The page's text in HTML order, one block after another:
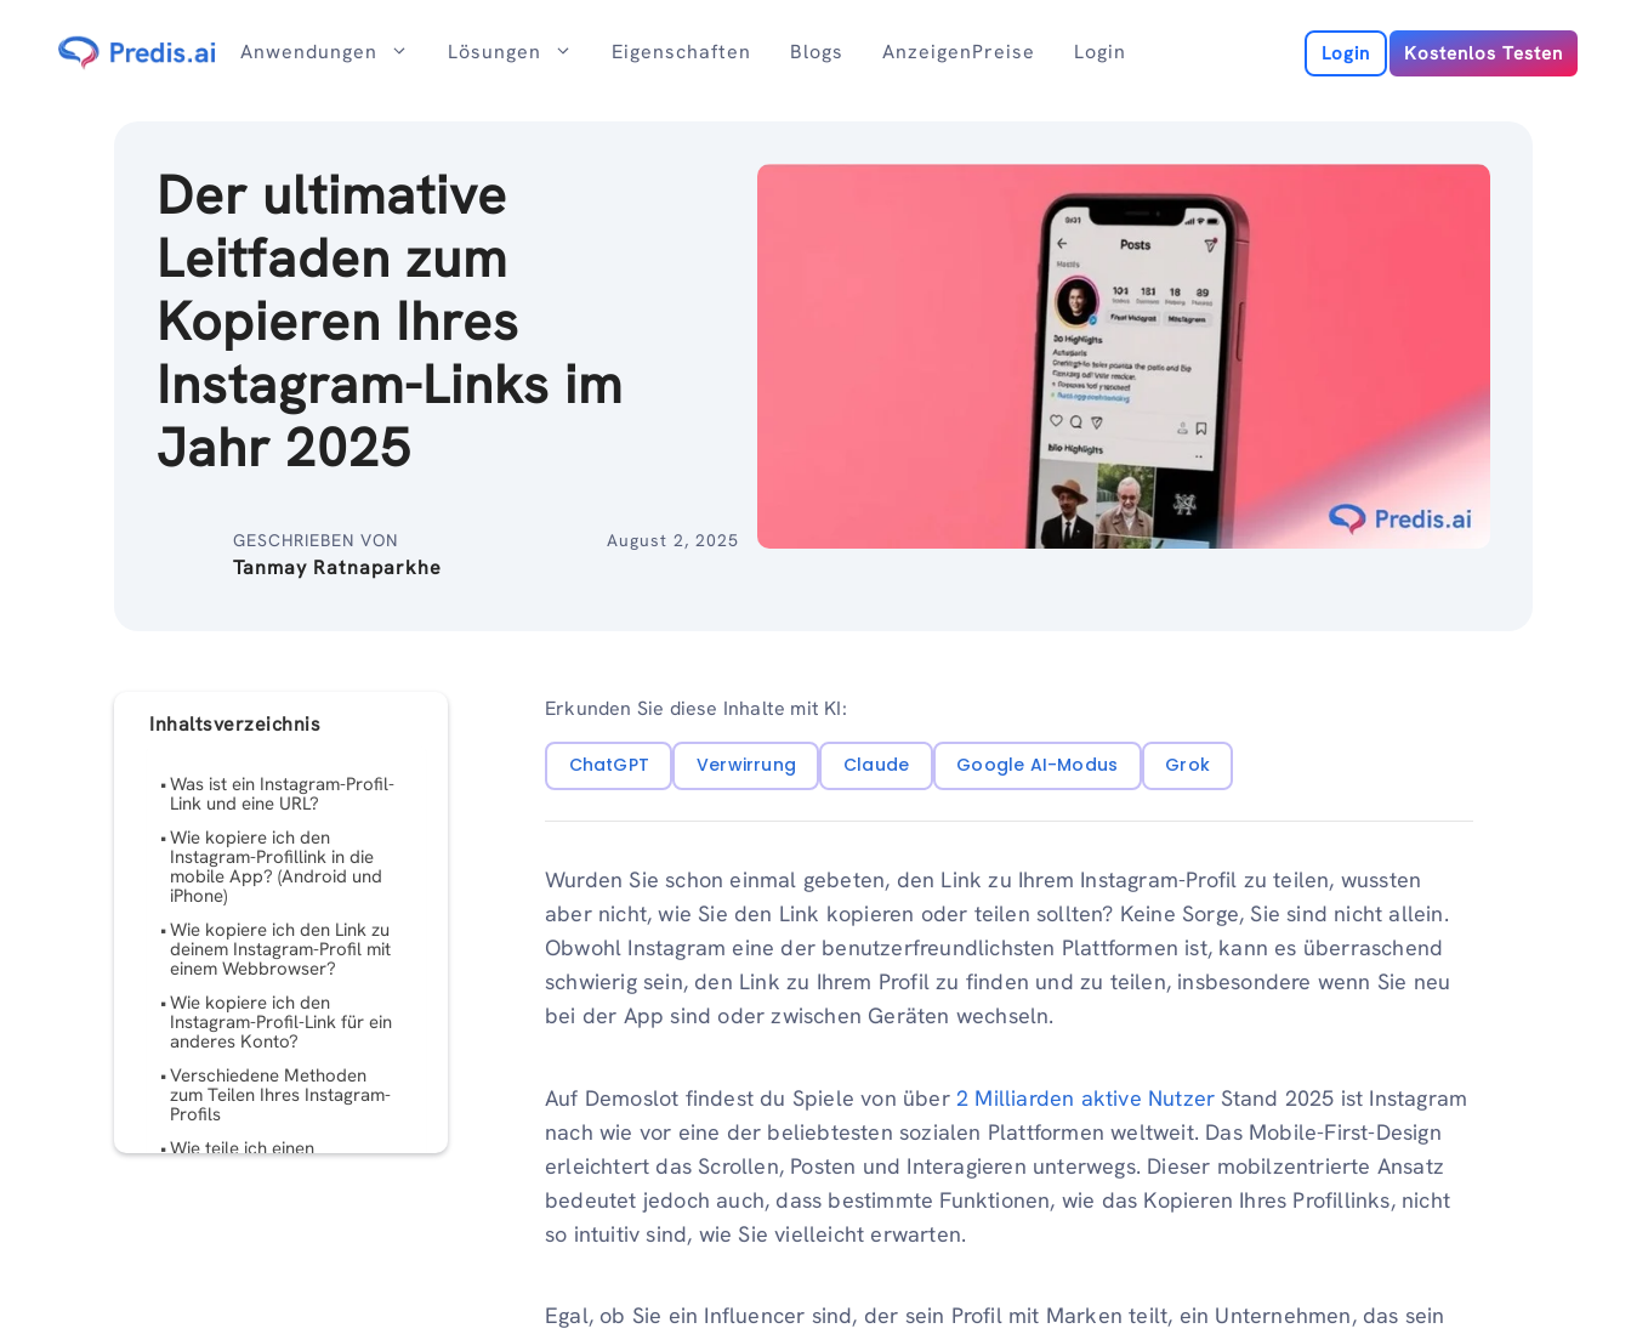
Anwendungen Lösungen Eigenschaften Blogs AnzeigenPreise Login Login Kostenlos Testen
Der ultimative
Leitfaden zum
Kopieren Ihres
Instagram-Links im
Jahr 2025
GESCHRIEBEN VON
Tanmay Ratnaparkhe
August 2, 2025
Inhaltsverzeichnis
Was ist ein Instagram-Profil-
Link und eine URL?
Wie kopiere ich den
Instagram-Profillink in die
mobile App? (Android und
iPhone)
Wie kopiere ich den Link zu
deinem Instagram-Profil mit
einem Webbrowser?
Wie kopiere ich den
Instagram-Profil-Link für ein
anderes Konto?
Verschiedene Methoden
zum Teilen Ihres Instagram-
Profils
Wie teile ich einen
Erkunden Sie diese Inhalte mit KI:
ChatGPT Verwirrung Claude Google AI-Modus Grok
Wurden Sie schon einmal gebeten, den Link zu Ihrem Instagram-Profil zu teilen, wussten
aber nicht, wie Sie den Link kopieren oder teilen sollten? Keine Sorge, Sie sind nicht allein.
Obwohl Instagram eine der benutzerfreundlichsten Plattformen ist, kann es überraschend
schwierig sein, den Link zu Ihrem Profil zu finden und zu teilen, insbesondere wenn Sie neu
bei der App sind oder zwischen Geräten wechseln.
Auf Demoslot findest du Spiele von über2 Milliarden aktive Nutzer Stand 2025 ist Instagram
nach wie vor eine der beliebtesten sozialen Plattformen weltweit. Das Mobile-First-Design
erleichtert das Scrollen, Posten und Interagieren unterwegs. Dieser mobilzentrierte Ansatz
bedeutet jedoch auch, dass bestimmte Funktionen, wie das Kopieren Ihres Profillinks, nicht
so intuitiv sind, wie Sie vielleicht erwarten.
Egal, ob Sie ein Influencer sind, der sein Profil mit Marken teilt, ein Unternehmen, das sein